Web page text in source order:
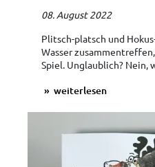
08. August 2022
Plitsch-platsch und
Wasser
Spiel. Unglaublich? Nein,
weiterlesen